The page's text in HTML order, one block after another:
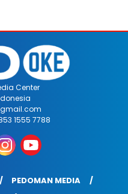
Center
1555 7788
PEDOMAN MEDIA